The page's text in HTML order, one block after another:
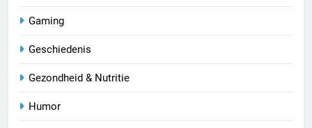
Gaming
Geschiedenis
Gezondheid & Nutritie
Humor